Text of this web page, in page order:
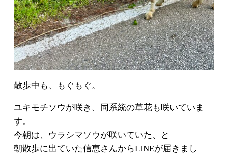
散歩中も、もぐもぐ。
ユキモチソウが咲き、同系統の草花も咲いていま
す。
今朝は、ウラシマソウが咲いていた、と
朝散歩に出ていた信恵さんからLINEが届きまし